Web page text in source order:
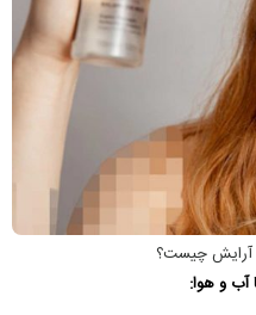
آرایش چیست؟
آب و هوا: